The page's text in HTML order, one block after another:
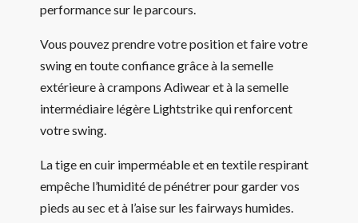
performance sur le parcours.
Vous pouvez prendre votre position et faire votre
swing en toute confiance grâce à la semelle
extérieure à crampons Adiwear et à la semelle
intermédiaire légère Lightstrike qui renforcent
votre swing.
La tige en cuir imperméable et en textile respirant
empêche l’humidité de pénétrer pour garder vos
pieds au sec et à l’aise sur les fairways humides.